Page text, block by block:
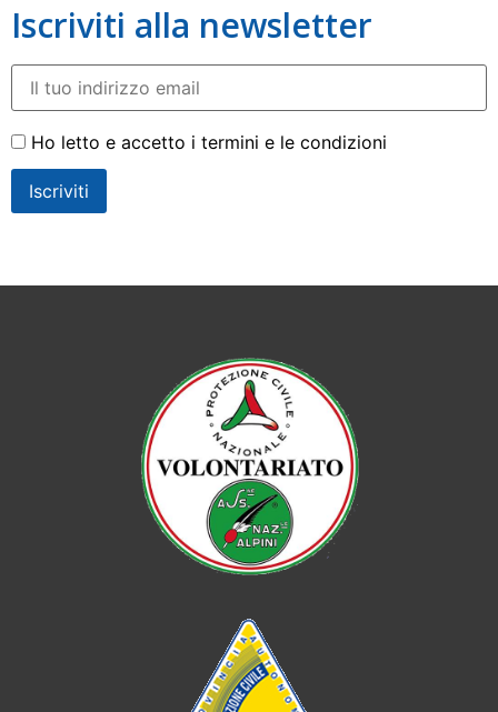
Iscriviti alla newsletter
Ho letto e accetto i termini e le condizioni